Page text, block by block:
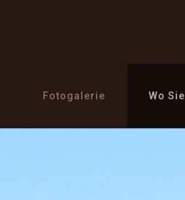
Fotogalerie Wo